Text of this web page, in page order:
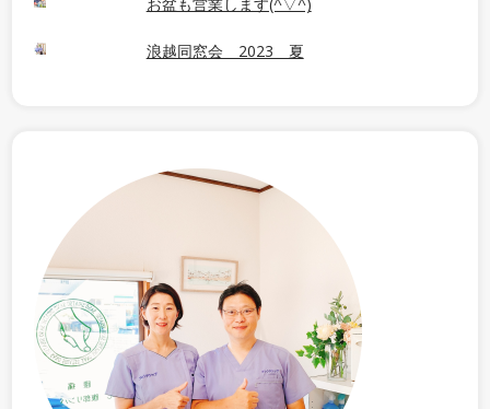
お盆も営業します(^▽^)
浪越同窓会 2023 夏